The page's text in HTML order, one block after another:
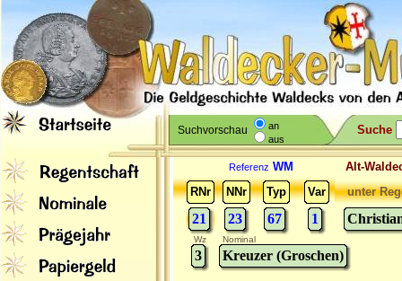
Suchvorschau
an
aus
Suche
Referenz WM
Alt-
RNr
NNr Typ Var
21 23 67 1
unter
Wz Nominal
3 Kreuzer (Groschen)